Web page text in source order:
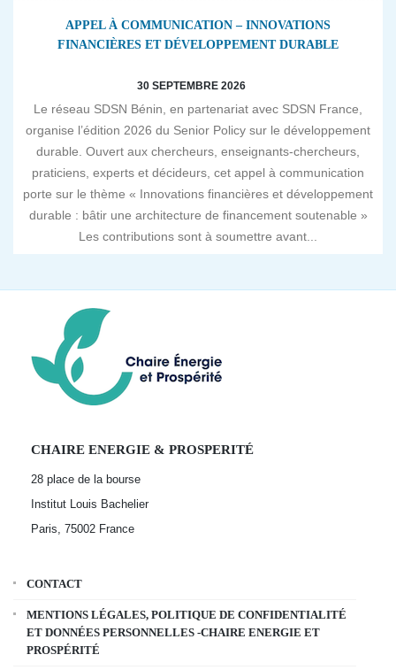
APPEL À COMMUNICATION – INNOVATIONS
FINANCIÈRES ET DÉVELOPPEMENT DURABLE
30 SEPTEMBRE 2026
Le réseau SDSN Bénin, en partenariat avec SDSN France,
organise l’édition 2026 du Senior Policy sur le développement
durable. Ouvert aux chercheurs, enseignants-chercheurs,
praticiens, experts et décideurs, cet appel à communication
porte sur le thème « Innovations financières et développement
durable : bâtir une architecture de financement soutenable »
Les contributions sont à soumettre avant...
CHAIRE ENERGIE & PROSPERITÉ
28 place de la bourse
Institut Louis Bachelier
Paris, 75002 France
CONTACT
MENTIONS LÉGALES, POLITIQUE DE CONFIDENTIALITÉ
ET DONNÉES PERSONNELLES -CHAIRE ENERGIE ET
PROSPÉRITÉ